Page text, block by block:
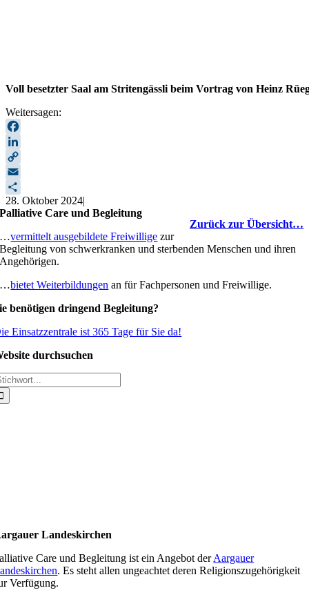
Voll besetzter Saal am Stritengässli beim Vortrag von Heinz
Weitersagen:
Facebook
LinkedIn
Copy
Link
Email
Teilen
28. Oktober 2024|
Zurück zur Übersicht…
Palliative Care und Begleitung
…vermittelt ausgebildete Freiwillige zur
Begleitung von schwerkranken und sterbenden Menschen und ihren
Angehörigen.
…bietet Weiterbildungen an für Fachpersonen und Freiwillige.
benötigen dringend Begleitung?
Einsatzzentrale ist 365 Tage für Sie da!
durchsuchen
Landeskirchen
Care und Begleitung ist ein Angebot derAargauer
. Es steht allen ungeachtet deren Religionszugehörigkeit
Verfügung.